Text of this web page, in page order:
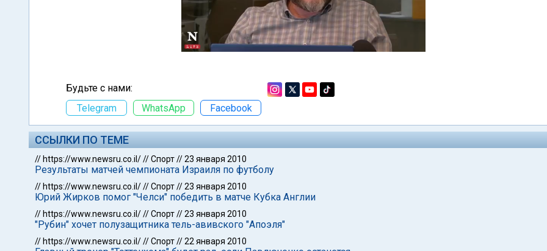
Будьте с нами:
Telegram
WhatsApp Facebook
ССЫЛКИ ПО ТЕМЕ
// https://www.newsru.co.il///Спорт//23 января 2010
Результаты матчей чемпионата Израиля по футболу
// https://www.newsru.co.il///Спорт//23 января 2010
Юрий Жирков помог "Челси" победить в матче Кубка Англии
// https://www.newsru.co.il///Спорт//23 января 2010
"Рубин" хочет полузащитника тель-авивского "Апоэля"
// https://www.newsru.co.il///Спорт//22 января 2010